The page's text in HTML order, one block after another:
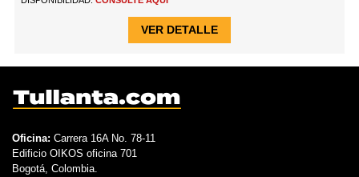
VER DETALLE
Oficina: Carrera 16A No. 78-11
Edificio OIKOS oficina 701
Bogotá, Colombia.